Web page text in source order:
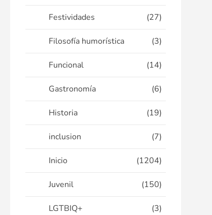
Festividades (27)
Filosofía humorística (3)
Funcional (14)
Gastronomía (6)
Historia (19)
inclusion (7)
Inicio (1204)
Juvenil (150)
LGTBIQ+ (3)